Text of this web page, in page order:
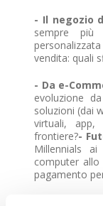
- Il negozio
sempre più
vendita: quali
- Da e-
evoluzione
soluzioni (dai
virtuali, app,
frontiere?-
Millennials
computer
pagamento